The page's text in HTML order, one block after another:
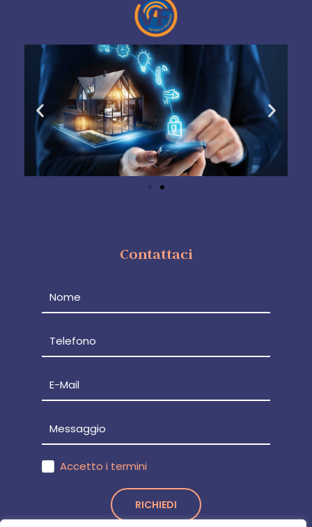
Contattaci
Accetto i termini
RICHIEDI